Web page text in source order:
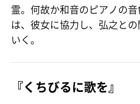
霊。何故か和音のピアノの
は、彼女に協力し、弘之と
いく。
『くちびるに歌を』